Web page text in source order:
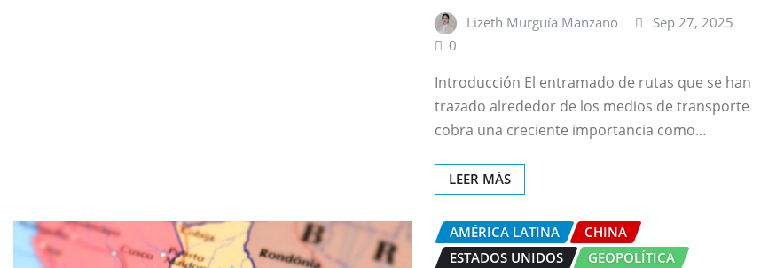
Lizeth Murguía Manzano
Sep 27, 2025
0
Introducción El entramado de rutas que se han
trazado alrededor de los medios de transporte
cobra una creciente importancia como…
LEER MÁS
AMÉRICA LATINA
CHINA
ESTADOS UNIDOS
GEOPOLÍTICA